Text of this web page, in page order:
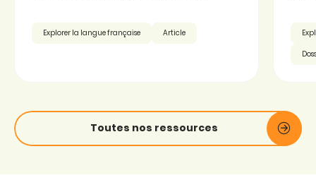
Explorer la langue française Article
Toutes nos ressources